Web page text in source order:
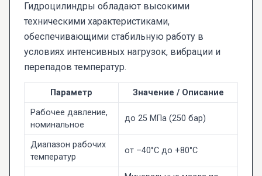
Гидроцилиндры обладают высокими
техническими характеристиками,
обеспечивающими стабильную работу в
условиях интенсивных нагрузок, вибрации и
перепадов температур.
Параметр
Значение / Описание
Рабочее давление,
номинальное
до 25 МПа (250 бар)
Диапазон рабочих
температур
от –40°C до +80°C